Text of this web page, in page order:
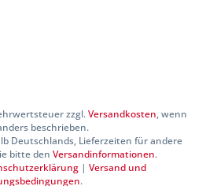
zzgl.Versandkosten, wenn
beschrieben.
Deutschlands, Lieferzeiten für andere
bitte den Versandinformationen.
| Versand und
.